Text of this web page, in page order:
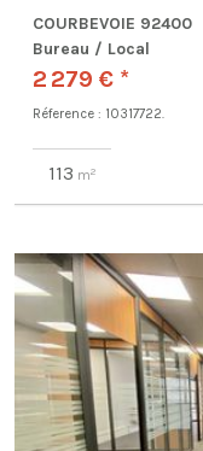
COURBEVOIE 92400
Bureau / Local
2 279 € *
Réference : 10317722.
113 m2